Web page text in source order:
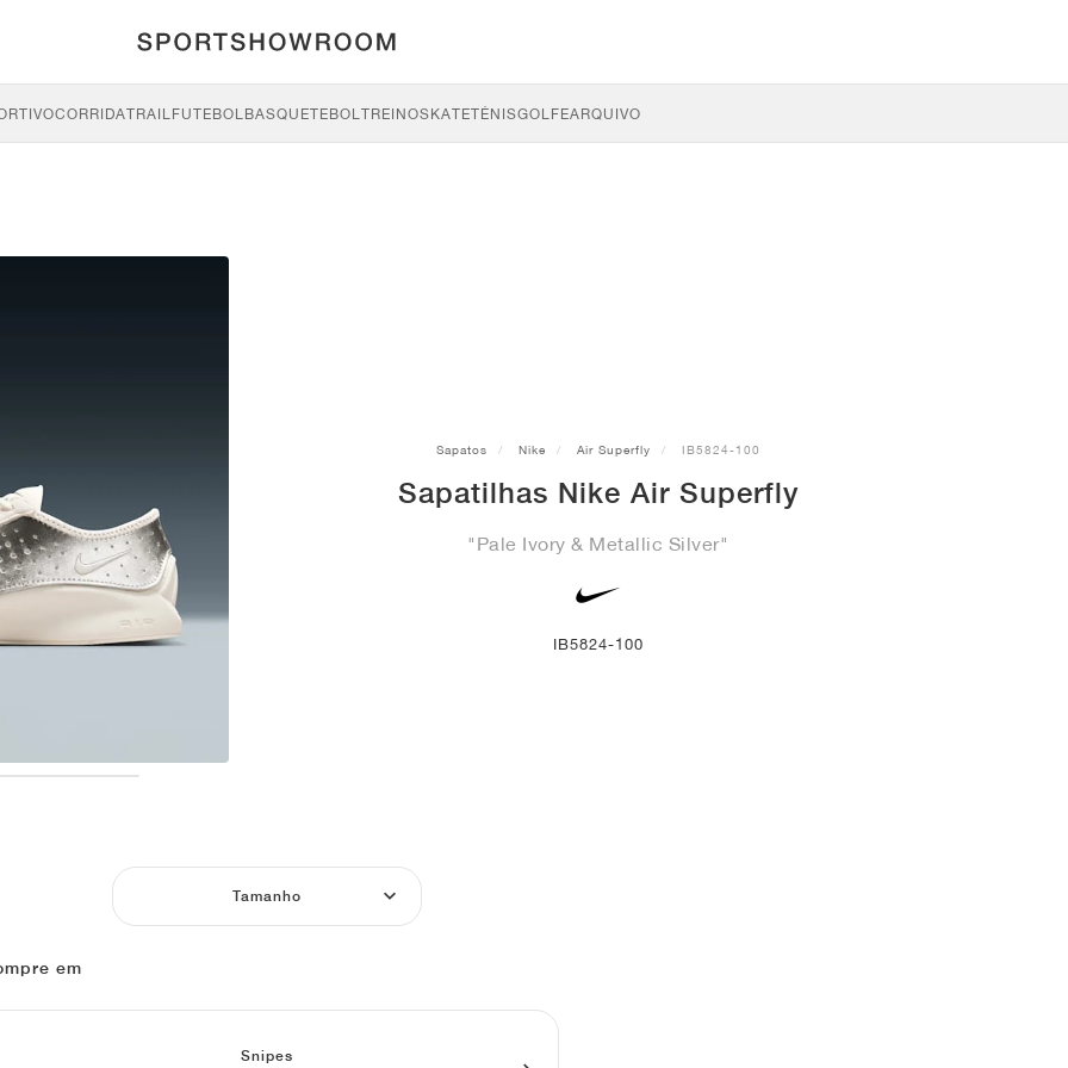
CORRIDATRAILFUTEBOLBASQUETEBOLTREINOSKATETÉNISGOLFEARQUIVO
Sapatos Nike Air Superfly IB5824-100
Sapatilhas Nike Air Superfly
"Pale Ivory & Metallic Silver"
IB5824-100
Tamanho
em
Snipes